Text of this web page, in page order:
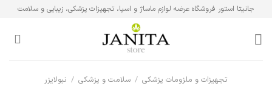
content
جانیتا استور فروشگاه عرضه لوازم ماساژ و اسپا، تجهیزات پزشکی، زیبایی و سلامت
تجهیزات و ملزومات پزشکی / سلامت و پزشکی / نبولایزر